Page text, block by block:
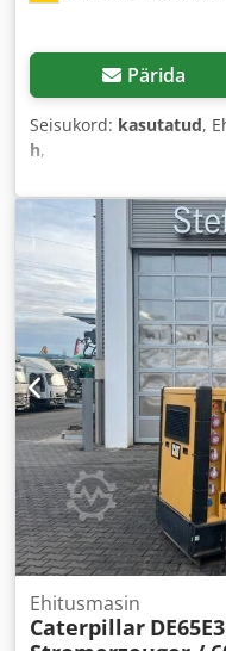
Pärida
Seisukord: kasutatud,
h,
Ehitusmasin
Caterpillar